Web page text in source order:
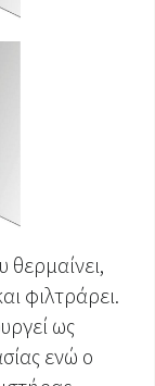
φιλτράρει.
ως
ενώ ο